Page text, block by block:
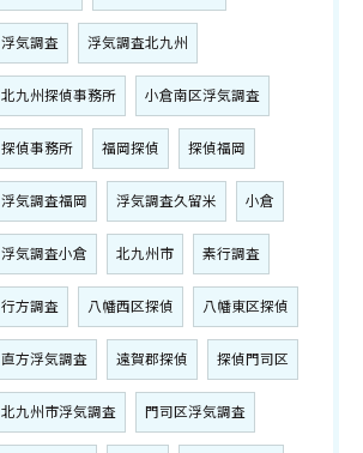
浮気調査 浮気調査北九州
北九州探偵事務所 小倉南区浮気調査
探偵事務所 福岡探偵 探偵福岡
浮気調査福岡 浮気調査久留米 小倉
浮気調査小倉 北九州市 素行調査
行方調査 八幡西区探偵 八幡東区探偵
直方浮気調査 遠賀郡探偵 探偵門司区
北九州市浮気調査 門司区浮気調査